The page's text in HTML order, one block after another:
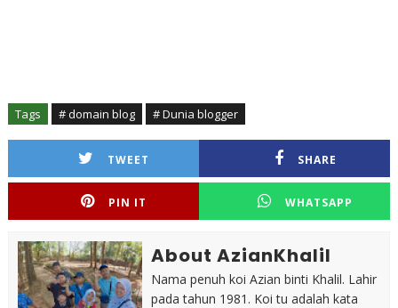
Tags # domain blog # Dunia blogger
TWEET SHARE
PIN IT WHATSAPP
About AzianKhalil
Nama penuh koi Azian binti Khalil. Lahir
pada tahun 1981. Koi tu adalah kata